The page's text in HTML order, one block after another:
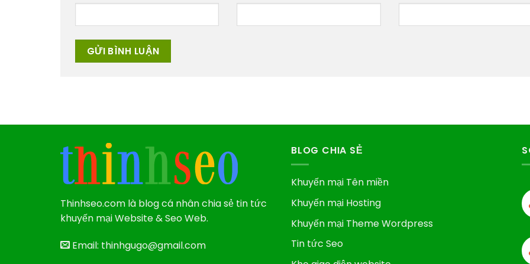
Thinhseo.com là blog cá nhân chia sẻ tin tức
khuyến mại Website & Seo Web.
Email: thinhgugo@gmail.com
BLOG CHIA SẺ
Khuyến mại Tên miền
Khuyến mại Hosting
Khuyến mại Theme Wordpress
Tin tức Seo